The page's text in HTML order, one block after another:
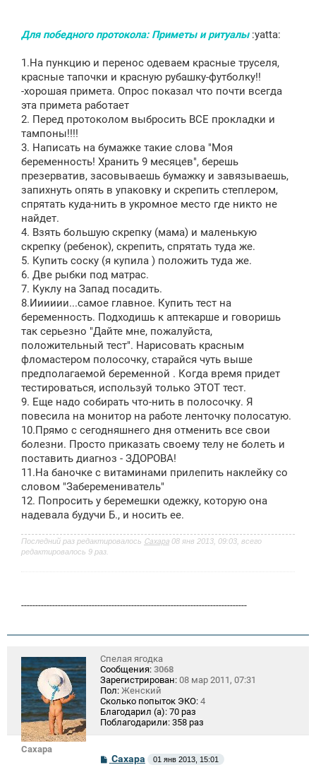
Для победного протокола: Приметы и ритуалы :yatta:
1.На пункцию и перенос одеваем красные труселя,
красные тапочки и красную рубашку-футболку!!
-хорошая примета. Опрос показал что почти всегда
эта примета работает
2. Перед протоколом выбросить ВСЕ прокладки и
тампоны!!!!
3. Написать на бумажке такие слова "Моя
беременность! Хранить 9 месяцев", берешь
презерватив, засовываешь бумажку и завязываешь,
запихнуть опять в упаковку и скрепить степлером,
спрятать куда-нить в укромное место где никто не
найдет.
4. Взять большую скрепку (мама) и маленькую
скрепку (ребенок), скрепить, спрятать туда же.
5. Купить соску (я купила ) положить туда же.
6. Две рыбки под матрас.
7. Куклу на Запад посадить.
8.Ииииии...самое главное. Купить тест на
беременность. Подходишь к аптекарше и говоришь
так серьезно "Дайте мне, пожалуйста,
положительный тест". Нарисовать красным
фломастером полосочку, старайся чуть выше
предполагаемой беременной . Когда время придет
тестироваться, используй только ЭТОТ тест.
9. Еще надо собирать что-нить в полосочку. Я
повесила на монитор на работе ленточку полосатую.
10.Прямо с сегодняшнего дня отменить все свои
болезни. Просто приказать своему телу не болеть и
поставить диагноз - ЗДОРОВА!
11.На баночке с витаминами прилепить наклейку со
словом "Заберемениватель"
12. Попросить у беремешки одежку, которую она
надевала будучи Б., и носить ее.
Последний раз редактировалось Сахара 08 янв 2013, 09:03, всего
редактировалось 9 раз.
--------------------------------------------------------------------------------
Сахара
Спелая ягодка
Сообщения: 3068
Зарегистрирован: 08 мар 2011, 07:31
Пол: Женский
Сколько попыток ЭКО: 4
Благодарил (а): 70 раз
Поблагодарили: 358 раз
ССахара 01 янв 2013, 15:01